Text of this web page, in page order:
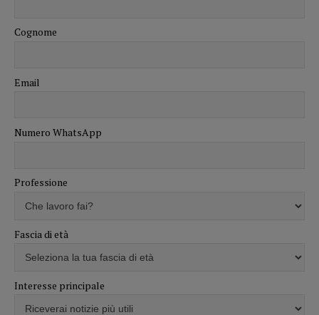
Cognome
Email
Numero WhatsApp
Professione
Fascia di età
Interesse principale